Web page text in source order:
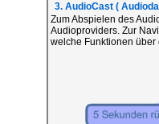
3. AudioCast (
Zum Abspielen des
Audioproviders. Zur
welche Funktionen über